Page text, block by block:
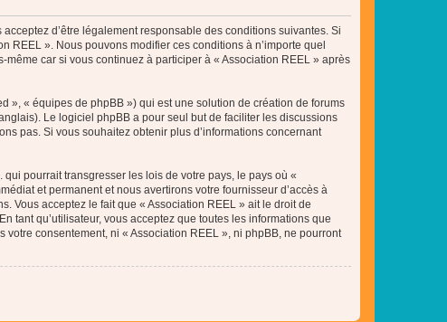
d’être légalement responsable des conditions suivantes. Si
REEL ». Nous pouvons modifier ces conditions à n’importe quel
car si vous continuez à participer à « Association REEL » après
», « équipes de phpBB ») qui est une solution de création de forums
Le logiciel phpBB a pour seul but de faciliter les discussions
pas. Si vous souhaitez obtenir plus d’informations concernant
pourrait transgresser les lois de votre pays, le pays où «
et permanent et nous avertirons votre fournisseur d’accès à
Vous acceptez le fait que « Association REEL » ait le droit de
tant qu’utilisateur, vous acceptez que toutes les informations que
consentement, ni « Association REEL », ni phpBB, ne pourront